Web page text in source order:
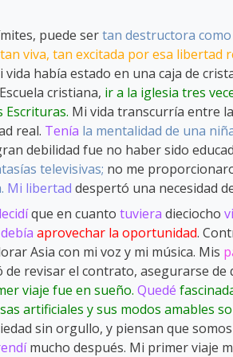
puede sertan destructora
tan viva, tan excitada por esa libertad
vida había estado en una caja de
cristiana, ir a la iglesia tres
Escrituras. Mi vida transcurría entre
real. Tenía la mentalidad de una
debilidad fue no haber sido
televisivas; no me
Mi libertad despertó una necesidad
que en cuanto tuviera dieciocho
debía aprovechar la oportunidad.
Asia con mi voz y mi música. Mis
revisar el contrato, asegurarse
viaje fue en sueño. Quedé
artificiales y sus modos amables
sin orgullo, y piensan que
mucho después. Mi primer viaje